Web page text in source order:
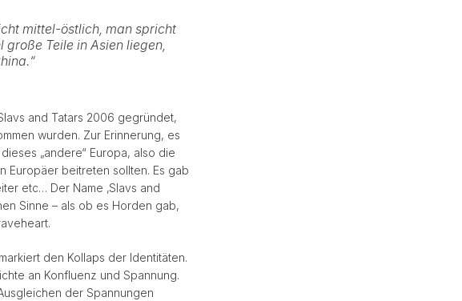
mittel-östlich, man spricht
große Teile in Asien liegen,
and Tatars 2006 gegründet,
wurden. Zur Erinnerung, es
„andere“ Europa, also die
Europäer beitreten sollten. Es gab
etc… Der Name ‚Slavs and
Sinne – als ob es Horden gab,
den Kollaps der Identitäten.
an Konfluenz und Spannung.
der Spannungen